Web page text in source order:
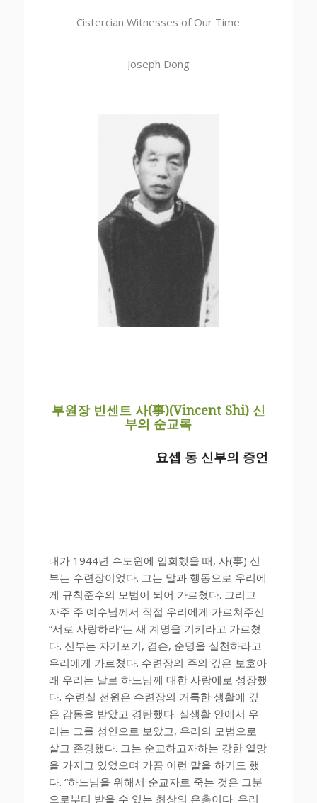
Cistercian Witnesses of Our Time
Joseph Dong
부원장 빈센트 사(事)(Vincent Shi) 신
부의 순교록
요셉 동 신부의 증언
내가 1944년 수도원에 입회했을 때, 사(事) 신
부는 수련장이었다. 그는 말과 행동으로 우리에
게 규칙준수의 모범이 되어 가르쳤다. 그리고
자주 주 예수님께서 직접 우리에게 가르쳐주신
“서로 사랑하라”는 새 계명을 기키라고 가르쳤
다. 신부는 자기포기, 겸손, 순명을 실천하라고
우리에게 가르쳤다. 수련장의 주의 깊은 보호아
래 우리는 날로 하느님께 대한 사랑에로 성장했
다. 수련실 전원은 수련장의 거룩한 생활에 깊
은 감동을 받았고 경탄했다. 실생활 안에서 우
리는 그를 성인으로 보았고, 우리의 모범으로
살고 존경했다. 그는 순교하고자하는 강한 열망
을 가지고 있었으며 가끔 이런 말을 하기도 했
다. “하느님을 위해서 순교자로 죽는 것은 그분
으로부터 받을 수 있는 최상의 은총이다. 우리